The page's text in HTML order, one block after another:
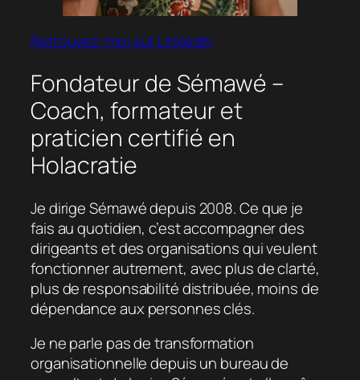
Retrouvez-moi sur LinkedIn
Fondateur de Sémawé –
Coach, formateur et
praticien certifié en
Holacratie
Je dirige Sémawé depuis 2008. Ce que je
fais au quotidien, c’est accompagner des
dirigeants et des organisations qui veulent
fonctionner autrement, avec plus de clarté,
plus de responsabilité distribuée, moins de
dépendance aux personnes clés.
Je ne parle pas de transformation
organisationnelle depuis un bureau de